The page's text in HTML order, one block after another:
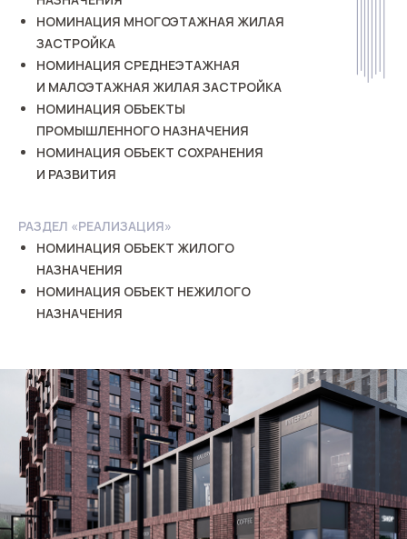
НОМИНАЦИЯ МНОГОЭТАЖНАЯ ЖИЛАЯ
ЗАСТРОЙКА
НОМИНАЦИЯ СРЕДНЕЭТАЖНАЯ
И МАЛОЭТАЖНАЯ ЖИЛАЯ ЗАСТРОЙКА
НОМИНАЦИЯ ОБЪЕКТЫ
ПРОМЫШЛЕННОГО НАЗНАЧЕНИЯ
НОМИНАЦИЯ ОБЪЕКТ СОХРАНЕНИЯ
И РАЗВИТИЯ
РАЗДЕЛ «РЕАЛИЗАЦИЯ»
НОМИНАЦИЯ ОБЪЕКТ ЖИЛОГО
НАЗНАЧЕНИЯ
НОМИНАЦИЯ ОБЪЕКТ НЕЖИЛОГО
НАЗНАЧЕНИЯ